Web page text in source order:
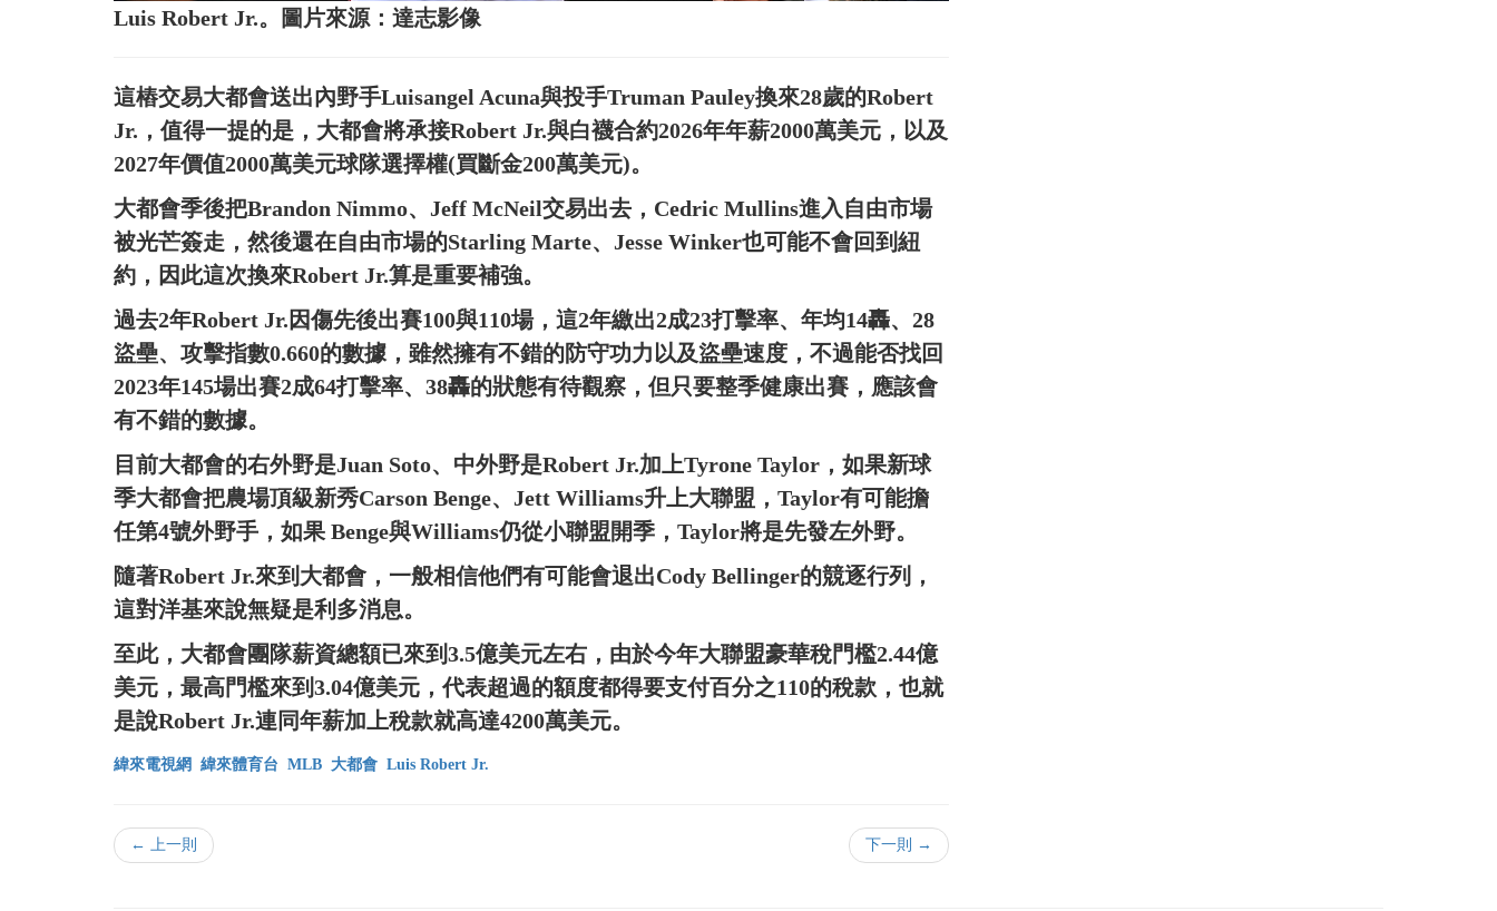
Luis Robert Jr.。圖片來源：達志影像
這樁交易大都會送出內野手Luisangel Acuna與投手Truman Pauley換來28歲的Robert
Jr.，值得一提的是，大都會將承接Robert Jr.與白襪合約2026年年薪2000萬美元，以及
2027年價值2000萬美元球隊選擇權(買斷金200萬美元)。
大都會季後把Brandon Nimmo、Jeff McNeil交易出去，Cedric Mullins進入自由市場
被光芒簽走，然後還在自由市場的Starling Marte、Jesse Winker也可能不會回到紐
約，因此這次換來Robert Jr.算是重要補強。
過去2年Robert Jr.因傷先後出賽100與110場，這2年繳出2成23打擊率、年均14轟、28
盜壘、攻擊指數0.660的數據，雖然擁有不錯的防守功力以及盜壘速度，不過能否找回
2023年145場出賽2成64打擊率、38轟的狀態有待觀察，但只要整季健康出賽，應該會
有不錯的數據。
目前大都會的右外野是Juan Soto、中外野是Robert Jr.加上Tyrone Taylor，如果新球
季大都會把農場頂級新秀Carson Benge、Jett Williams升上大聯盟，Taylor有可能擔
任第4號外野手，如果 Benge與Williams仍從小聯盟開季，Taylor將是先發左外野。
隨著Robert Jr.來到大都會，一般相信他們有可能會退出Cody Bellinger的競逐行列，
這對洋基來說無疑是利多消息。
至此，大都會團隊薪資總額已來到3.5億美元左右，由於今年大聯盟豪華稅門檻2.44億
美元，最高門檻來到3.04億美元，代表超過的額度都得要支付百分之110的稅款，也就
是說Robert Jr.連同年薪加上稅款就高達4200萬美元。
緯來電視網 緯來體育台 MLB 大都會 Luis Robert Jr.
← 上一則 下一則 →